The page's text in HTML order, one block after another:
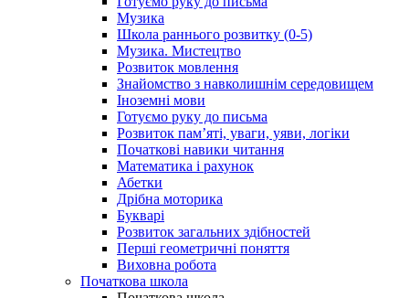
Музика
Школа раннього розвитку (0-5)
Музика. Мистецтво
Розвиток мовлення
Знайомство з навколишнім середовищем
Іноземні мови
Готуємо руку до письма
Розвиток пам’яті, уваги, уяви, логіки
Початкові навики читання
Математика і рахунок
Абетки
Дрібна моторика
Букварі
Розвиток загальних здібностей
Перші геометричні поняття
Виховна робота
Початкова школа